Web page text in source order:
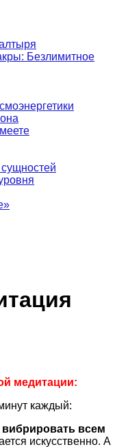
Безлимитное
медитации:
каждый:
вибрировать всем
искусственно. А